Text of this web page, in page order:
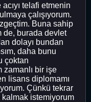
telafi etmenin
çalışıyorum.
Buna sahip
de, burada devlet
dolayı bundan
daha bunu
çoktan
zamanlı bir işe
lisans diplomamı
Çünkü tekrar
istemiyorum